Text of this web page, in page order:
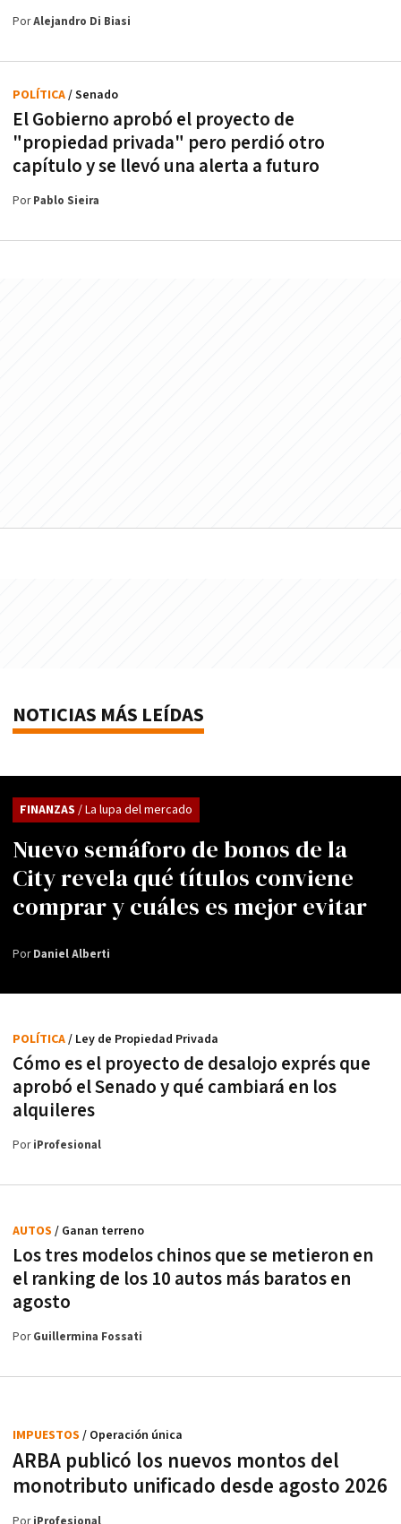
PorAlejandro Di Biasi
El Gobierno aprobó el proyecto de
"propiedad privada" pero perdió otro
capítulo y se llevó una alerta a futuro
POLÍTICA/ Senado
PorPablo Sieira
NOTICIAS MÁS LEÍDAS
Nuevo semáforo de bonos de la
City revela qué títulos conviene
comprar y cuáles es mejor evitar
FINANZAS / La lupa del mercado
PorDaniel Alberti
Cómo es el proyecto de desalojo exprés que
aprobó el Senado y qué cambiará en los
alquileres
POLÍTICA/ Ley de Propiedad Privada
PoriProfesional
Los tres modelos chinos que se metieron en
el ranking de los 10 autos más baratos en
agosto
AUTOS / Ganan terreno
PorGuillermina Fossati
ARBA publicó los nuevos montos del
monotributo unificado desde agosto 2026
IMPUESTOS / Operación única